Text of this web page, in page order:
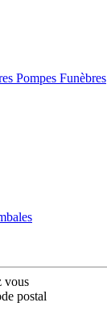
Pompes Funèbres
vous
postal